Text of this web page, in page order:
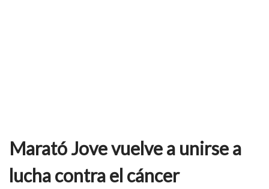
Marató Jove vuelve a unirse a
lucha contra el cáncer